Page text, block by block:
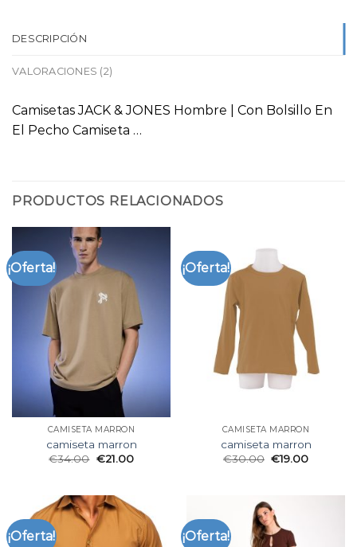
DESCRIPCIÓN
VALORACIONES (2)
Camisetas JACK & JONES Hombre | Con Bolsillo En
El Pecho Camiseta …
PRODUCTOS RELACIONADOS
¡Oferta!
CAMISETA MARRON
camiseta marron
€34.00 €21.00
¡Oferta!
CAMISETA MARRON
camiseta marron
€30.00 €19.00
¡Oferta! ¡Oferta!